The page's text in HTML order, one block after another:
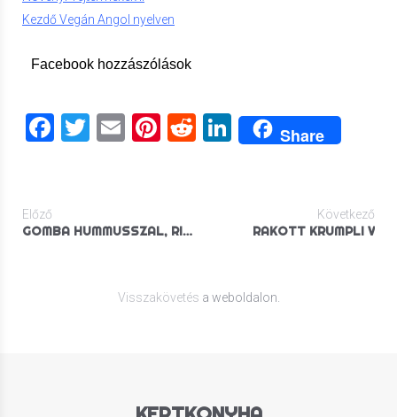
Kezdő Vegán Angol nyelven
Facebook hozzászólások
Facebook
Twitter
EmailPinterest
RedditLinkedIn
Share
Előző
GOMBA HUMMUSSZAL, RIZS MAGOKKAL
Következő
RAKOTT KRUMPLI V
Visszakövetés a weboldalon.